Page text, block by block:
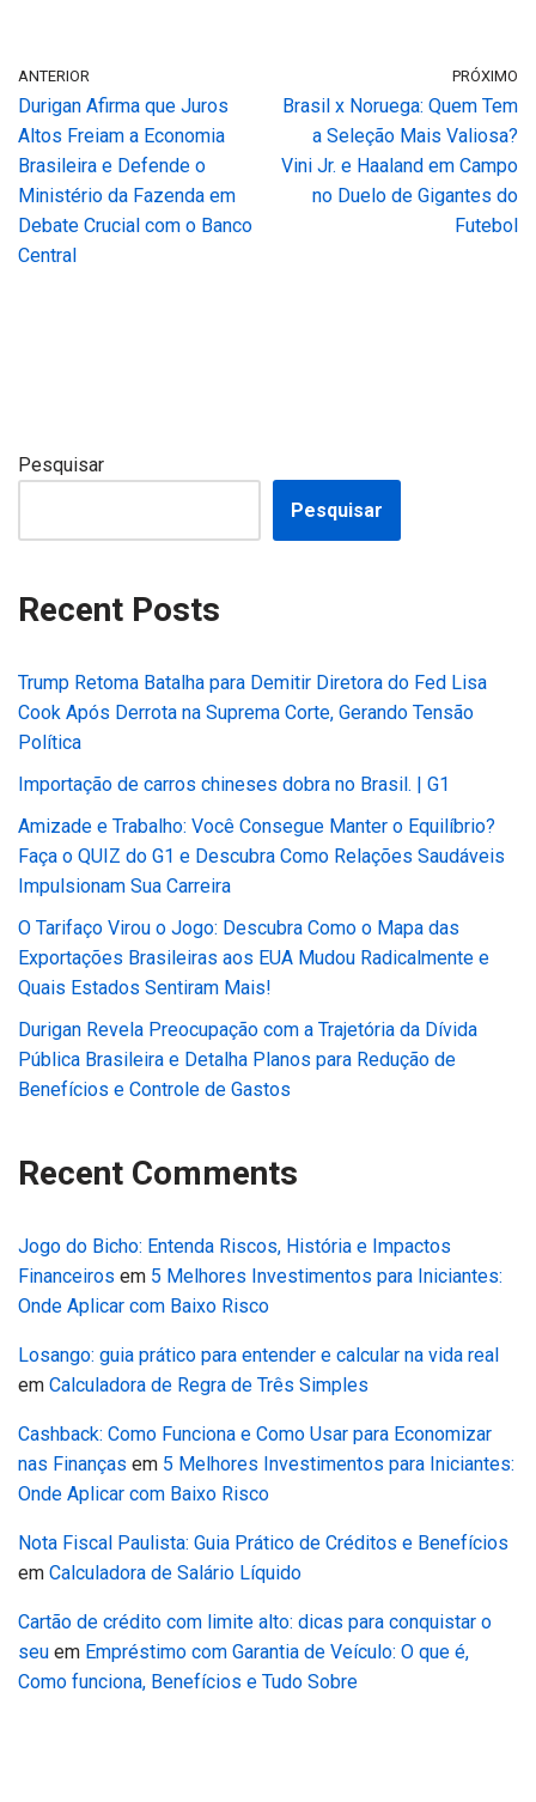
ANTERIOR
Durigan Afirma que Juros
Altos Freiam a Economia
Brasileira e Defende o
Ministério da Fazenda em
Debate Crucial com o Banco
Central
PRÓXIMO
Brasil x Noruega: Quem Tem
a Seleção Mais Valiosa?
Vini Jr. e Haaland em Campo
no Duelo de Gigantes do
Futebol
Pesquisar
Pesquisar
Recent Posts
Trump Retoma Batalha para Demitir Diretora do Fed Lisa
Cook Após Derrota na Suprema Corte, Gerando Tensão
Política
Importação de carros chineses dobra no Brasil. | G1
Amizade e Trabalho: Você Consegue Manter o Equilíbrio?
Faça o QUIZ do G1 e Descubra Como Relações Saudáveis
Impulsionam Sua Carreira
O Tarifaço Virou o Jogo: Descubra Como o Mapa das
Exportações Brasileiras aos EUA Mudou Radicalmente e
Quais Estados Sentiram Mais!
Durigan Revela Preocupação com a Trajetória da Dívida
Pública Brasileira e Detalha Planos para Redução de
Benefícios e Controle de Gastos
Recent Comments
Jogo do Bicho: Entenda Riscos, História e Impactos
Financeiros em 5 Melhores Investimentos para Iniciantes:
Onde Aplicar com Baixo Risco
Losango: guia prático para entender e calcular na vida real
em Calculadora de Regra de Três Simples
Cashback: Como Funciona e Como Usar para Economizar
nas Finanças em 5 Melhores Investimentos para Iniciantes:
Onde Aplicar com Baixo Risco
Nota Fiscal Paulista: Guia Prático de Créditos e Benefícios
em Calculadora de Salário Líquido
Cartão de crédito com limite alto: dicas para conquistar o
seu em Empréstimo com Garantia de Veículo: O que é,
Como funciona, Benefícios e Tudo Sobre